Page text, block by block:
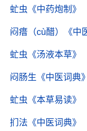
虻虫 《中药炮制》
闷瘄（cù醋） 《中
虻虫 《汤液本草》
闷肠生 《中医词典》
虻虫 《本草易读》
扪法 《中医词典》